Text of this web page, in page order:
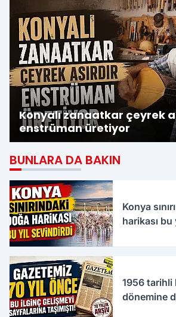
Konyalı zanaatkar çeyrek
enstrüman üretiyor
BUNLARA DA BAKIN
Konya
harikası
1956 tarihli
dönemine